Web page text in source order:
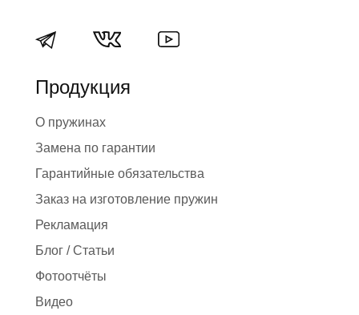
Продукция
О пружинах
Замена по гарантии
Гарантийные обязательства
Заказ на изготовление пружин
Рекламация
Блог / Статьи
Фотоотчёты
Видео